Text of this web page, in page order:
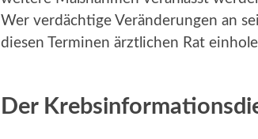
Wer verdächtige Veränderungen an
diesen Terminen ärztlichen Rat
Der